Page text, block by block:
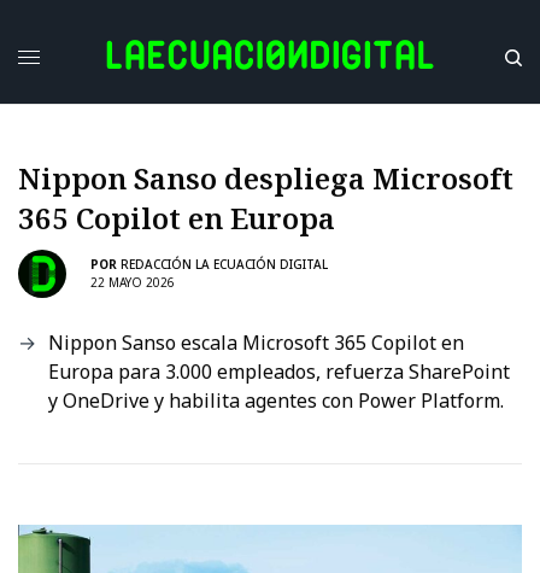
Nippon Sanso despliega Microsoft
365 Copilot en Europa
POR REDACCIÓN LA ECUACIÓN DIGITAL
22 MAYO 2026
Nippon Sanso escala Microsoft 365 Copilot en
Europa para 3.000 empleados, refuerza SharePoint
y OneDrive y habilita agentes con Power Platform.